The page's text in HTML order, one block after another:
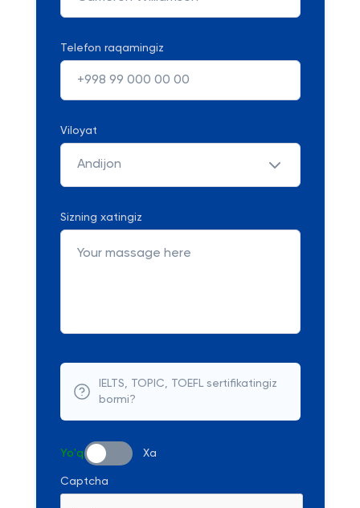
Telefon raqamingiz
Viloyat
Andijon
Sizning xatingiz
IELTS, TOPIC, TOEFL sertifikatingiz
bormi?
Yo'q Xa
Captcha